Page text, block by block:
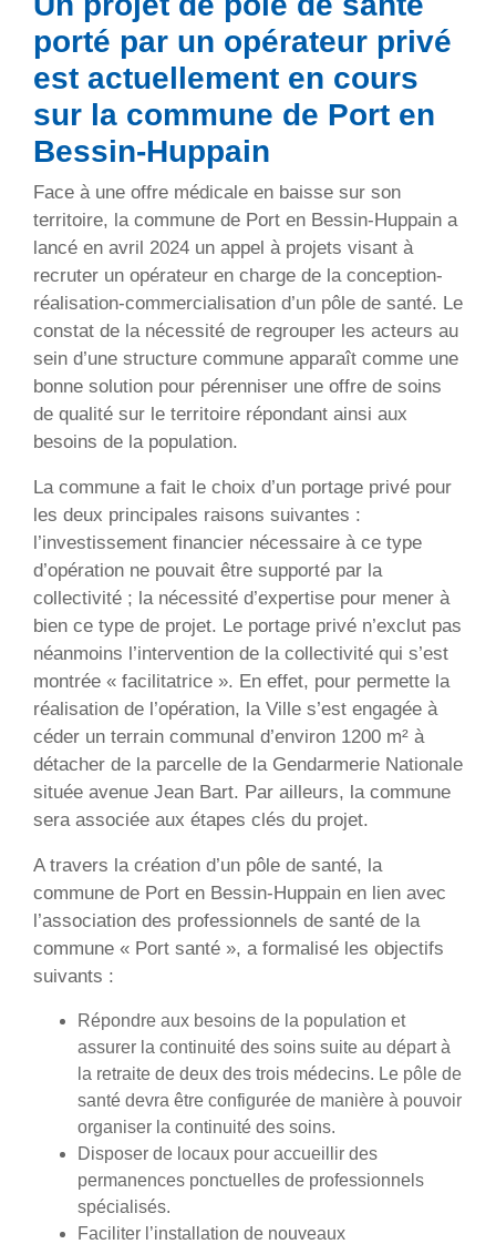
porté par un opérateur privé
est actuellement en cours
sur la commune de Port en
Bessin-Huppain
Face à une offre médicale en baisse sur son
territoire, la commune de Port en Bessin-Huppain a
lancé en avril 2024 un appel à projets visant à
recruter un opérateur en charge de la conception-
réalisation-commercialisation d’un pôle de santé. Le
constat de la nécessité de regrouper les acteurs au
sein d’une structure commune apparaît comme une
bonne solution pour pérenniser une offre de soins
de qualité sur le territoire répondant ainsi aux
besoins de la population.
La commune a fait le choix d’un portage privé pour
les deux principales raisons suivantes :
l’investissement financier nécessaire à ce type
d’opération ne pouvait être supporté par la
collectivité ; la nécessité d’expertise pour mener à
bien ce type de projet. Le portage privé n’exclut pas
néanmoins l’intervention de la collectivité qui s’est
montrée « facilitatrice ». En effet, pour permette la
réalisation de l’opération, la Ville s’est engagée à
céder un terrain communal d’environ 1200 m² à
détacher de la parcelle de la Gendarmerie Nationale
située avenue Jean Bart. Par ailleurs, la commune
sera associée aux étapes clés du projet.
A travers la création d’un pôle de santé, la
commune de Port en Bessin-Huppain en lien avec
l’association des professionnels de santé de la
commune « Port santé », a formalisé les objectifs
suivants :
Répondre aux besoins de la population et
assurer la continuité des soins suite au départ à
la retraite de deux des trois médecins. Le pôle de
santé devra être configurée de manière à pouvoir
organiser la continuité des soins.
Disposer de locaux pour accueillir des
permanences ponctuelles de professionnels
spécialisés.
Faciliter l’installation de nouveaux